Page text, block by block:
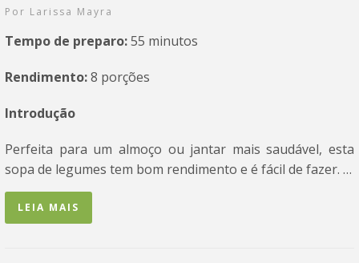
Por Larissa Mayra
Tempo de preparo:55 minutos
Rendimento:8 porções
Introdução
Perfeita para um almoço ou jantar mais saudável, esta
sopa de legumes tem bom rendimento e é fácil de fazer. …
LEIA MAIS